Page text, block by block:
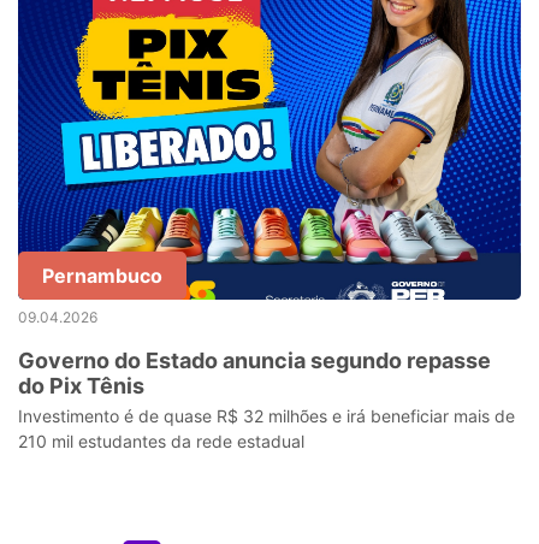
Pernambuco
09.04.2026
Governo do Estado anuncia segundo repasse
do Pix Tênis
Investimento é de quase R$ 32 milhões e irá beneficiar mais de
210 mil estudantes da rede estadual